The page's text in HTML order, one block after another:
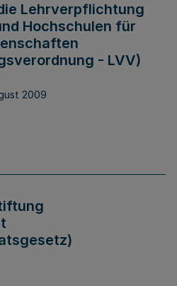
Lehrverpflichtung
Hochschulen für
- LVV)
2009